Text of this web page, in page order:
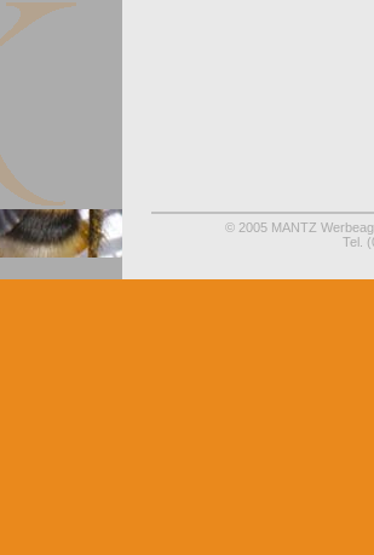
© 2005 MANTZ
Tel.